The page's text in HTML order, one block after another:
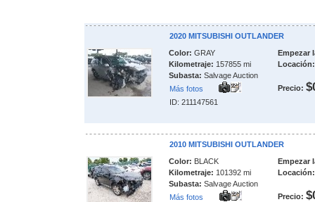
2020 MITSUBISHI OUTLANDER
Color: GRAY
Kilometraje: 157855 mi
Subasta: Salvage Auction
Más fotos
ID: 211147561
Empezar
Locación:
Precio:
2010 MITSUBISHI OUTLANDER
Color: BLACK
Kilometraje: 101392 mi
Subasta: Salvage Auction
Más fotos
Empezar
Locación:
Precio: